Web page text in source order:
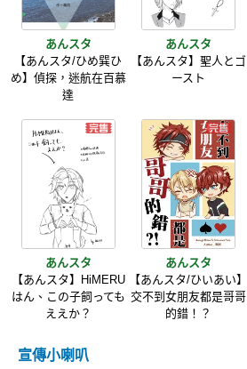
あんスタ
【あんスタ/ひめ巽ひ
め】偵探，迷航在百慕
達
あんスタ
【あんスタ】聖人とゴ
ースト
あんスタ
【あんスタ】HiMERU
はん、この子飼っても
ええか？
あんスタ
【あんスタ/ひいあい】
交不到女朋友都是哥哥
的錯！？
宣傳小喇叭